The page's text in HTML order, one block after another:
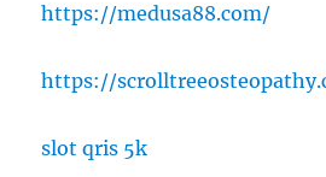
https://medusa88.com/
https://
slot qris 5k